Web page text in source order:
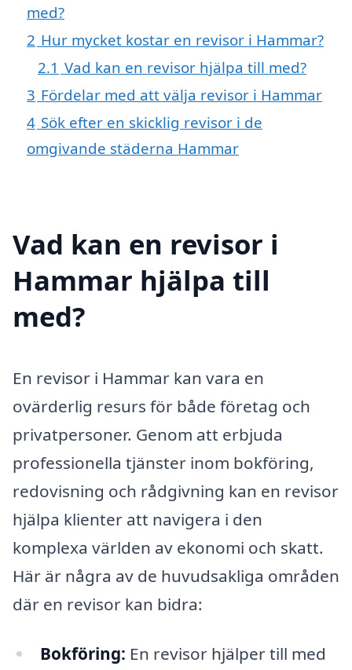
med?
2 Hur mycket kostar en revisor i Hammar?
2.1 Vad kan en revisor hjälpa till med?
3 Fördelar med att välja revisor i Hammar
4 Sök efter en skicklig revisor i de
omgivande städerna Hammar
Vad kan en revisor i
Hammar hjälpa till
med?
En revisor i Hammar kan vara en
ovärderlig resurs för både företag och
privatpersoner. Genom att erbjuda
professionella tjänster inom bokföring,
redovisning och rådgivning kan en revisor
hjälpa klienter att navigera i den
komplexa världen av ekonomi och skatt.
Här är några av de huvudsakliga områden
där en revisor kan bidra:
Bokföring: En revisor hjälper till med